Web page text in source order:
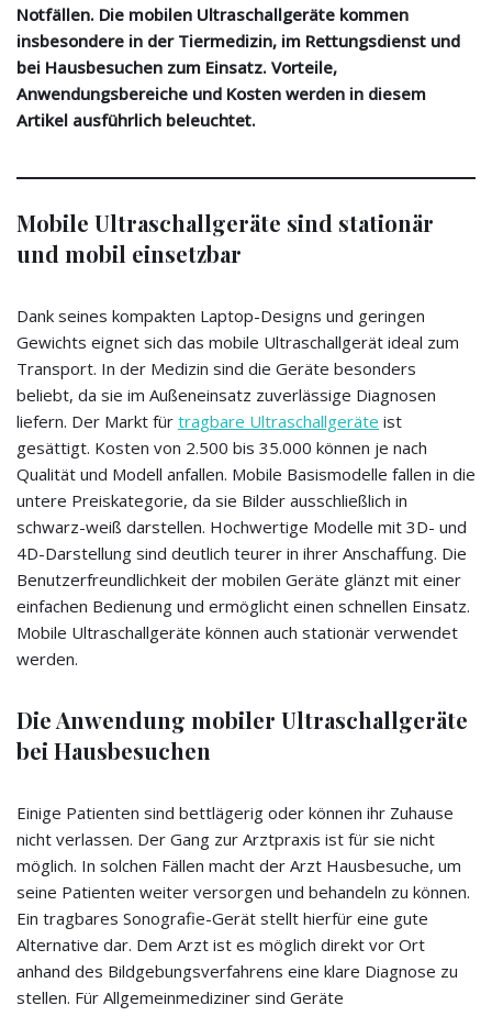
Notfällen. Die mobilen Ultraschallgeräte kommen
insbesondere in der Tiermedizin, im Rettungsdienst und
bei Hausbesuchen zum Einsatz. Vorteile,
Anwendungsbereiche und Kosten werden in diesem
Artikel ausführlich beleuchtet.
Mobile Ultraschallgeräte sind stationär
und mobil einsetzbar
Dank seines kompakten Laptop-Designs und geringen
Gewichts eignet sich das mobile Ultraschallgerät ideal zum
Transport. In der Medizin sind die Geräte besonders
beliebt, da sie im Außeneinsatz zuverlässige Diagnosen
liefern. Der Markt für tragbare Ultraschallgeräte ist
gesättigt. Kosten von 2.500 bis 35.000 können je nach
Qualität und Modell anfallen. Mobile Basismodelle fallen in die
untere Preiskategorie, da sie Bilder ausschließlich in
schwarz-weiß darstellen. Hochwertige Modelle mit 3D- und
4D-Darstellung sind deutlich teurer in ihrer Anschaffung. Die
Benutzerfreundlichkeit der mobilen Geräte glänzt mit einer
einfachen Bedienung und ermöglicht einen schnellen Einsatz.
Mobile Ultraschallgeräte können auch stationär verwendet
werden.
Die Anwendung mobiler Ultraschallgeräte
bei Hausbesuchen
Einige Patienten sind bettlägerig oder können ihr Zuhause
nicht verlassen. Der Gang zur Arztpraxis ist für sie nicht
möglich. In solchen Fällen macht der Arzt Hausbesuche, um
seine Patienten weiter versorgen und behandeln zu können.
Ein tragbares Sonografie-Gerät stellt hierfür eine gute
Alternative dar. Dem Arzt ist es möglich direkt vor Ort
anhand des Bildgebungsverfahrens eine klare Diagnose zu
stellen. Für Allgemeinmediziner sind Geräte